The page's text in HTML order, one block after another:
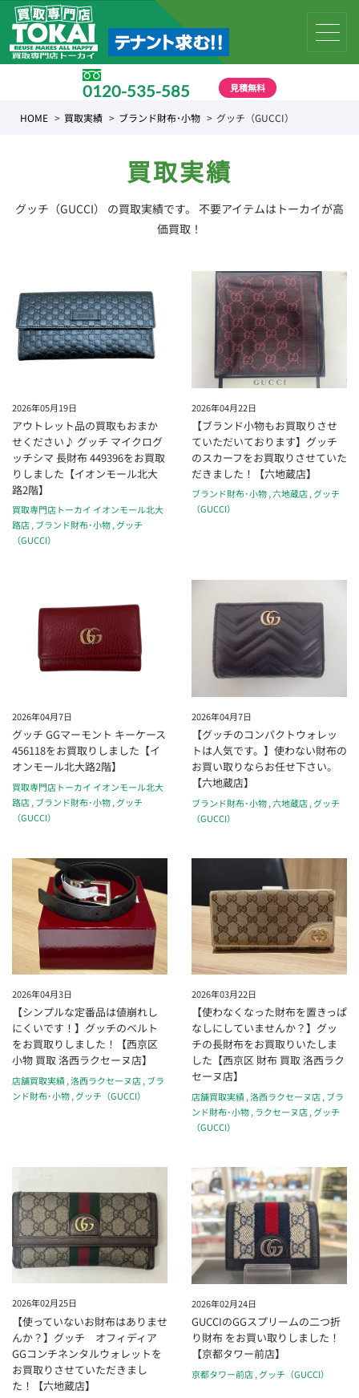
0120-535-585 見積無料
HOME 買取実績 ブランド財布･小物 グッチ（GUCCI）
買取実績
グッチ（GUCCI） の買取実績です。 不要アイテムはトーカイが高
価買取！
2026年05月19日
アウトレット品の買取もおまか
せください♪ グッチ マイクログ
ッチシマ 長財布 449396をお買取
りしました【イオンモール北大
路2階】
買取専門店トーカイ イオンモール北大
路店,ブランド財布･小物,グッチ
（GUCCI）
2026年04月22日
【ブランド小物もお買取りさせ
ていただいております】グッチ
のスカーフをお買取りさせていた
だきました！【六地蔵店】
ブランド財布･小物,六地蔵店,グッチ
（GUCCI）
2026年04月7日
グッチ GGマーモント キーケース
456118をお買取りしました【イ
オンモール北大路2階】
買取専門店トーカイ イオンモール北大
路店, ブランド財布･小物, グッチ
（GUCCI）
2026年04月7日
【グッチのコンパクトウォレッ
トは人気です。】使わない財布の
お買い取りならお任せ下さい。
【六地蔵店】
ブランド財布･小物,六地蔵店, グッチ
（GUCCI）
2026年04月3日
【シンプルな定番品は値崩れし
にくいです！】グッチのベルト
をお買取りしました！【西京区
小物 買取 洛西ラクセーヌ店】
店舗買取実績,洛西ラクセーヌ店, ブラ
ンド財布･小物, グッチ（GUCCI）
2026年03月22日
【使わなくなった財布を置きっぱ
なしにしていませんか？】グッ
チの長財布をお買取りいたしま
した【西京区 財布 買取 洛西ラク
セーヌ店】
店舗買取実績,洛西ラクセーヌ店, ブラ
ンド財布･小物, ラクセーヌ店, グッチ
（GUCCI）
2026年02月25日
【使っていないお財布はありませ
んか？】グッチ オフィディア
GGコンチネンタルウォレットを
お買取りさせていただきまし
た！【六地蔵店】
2026年02月24日
GUCCIのGGスプリームの二つ折
り財布 をお買い取りしました！
【京都タワー前店】
京都タワー前店, グッチ（GUCCI）